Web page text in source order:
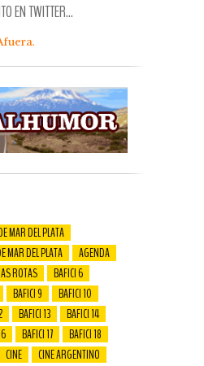
EN TWITTER…
MAR DEL PLATA
MAR DEL PLATA
AGENDA
ROTAS
BAFICI 6
BAFICI 9
BAFICI 10
BAFICI 13
BAFICI 14
BAFICI 17
BAFICI 18
CINE
CINE ARGENTINO